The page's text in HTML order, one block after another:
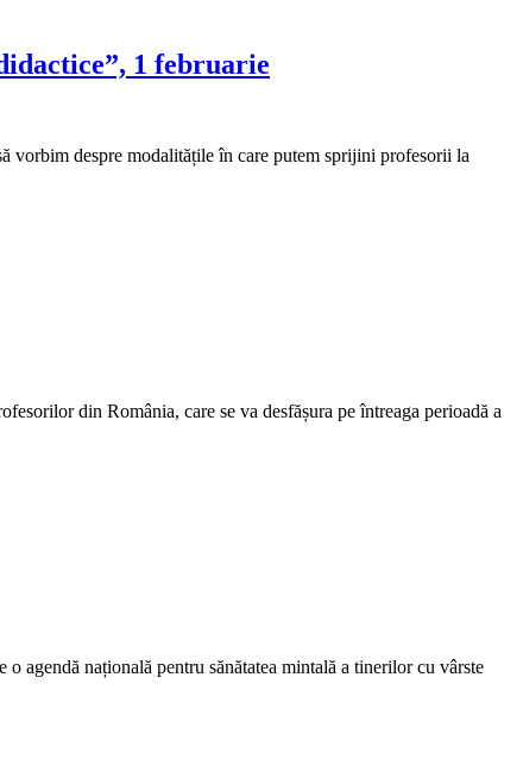
1 februarie
vorbim despre modalitățile în care putem sprijini profesorii la
din România, care se va desfășura pe întreaga perioadă a
agendă națională pentru sănătatea mintală a tinerilor cu vârste